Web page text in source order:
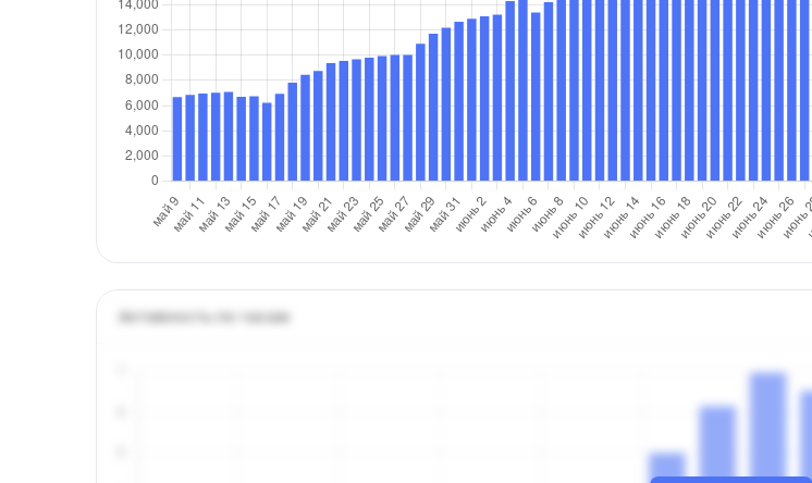
Активность по часам